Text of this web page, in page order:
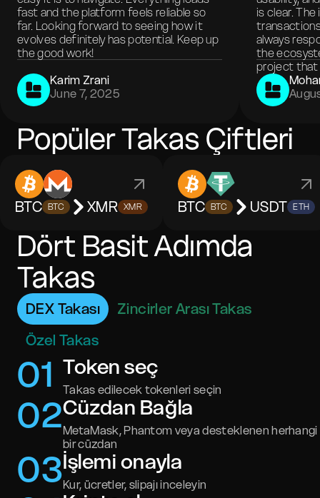
fast and the platform feels reliable so
far. Looking forward to seeing how it
evolves definitely has potential. Keep up
the good work!
Karim Zrani
June 7, 2025
is clear.
always
the
project that
Popüler Takas Çiftleri
BTC BTC XMR XMR BTC BTC USDT ETH
Dört Basit Adımda
Takas
DEX Takası
Zincirler Arası Takas
Özel Takas
01 Token seç
Takas edilecek tokenleri seçin
02Cüzdan Bağla
MetaMask, Phantom veya desteklenen herhangi
bir cüzdan
03İşlemi onayla
Kur, ücretler, slipajı inceleyin